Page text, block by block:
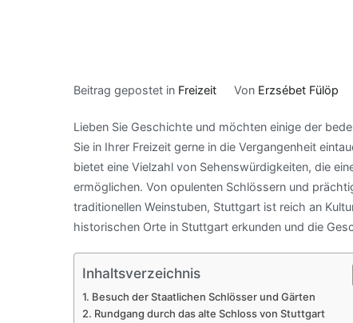
Beitrag gepostet in Freizeit Von Erzsébet Fülöp
Lieben Sie Geschichte und möchten einige der
Sie in Ihrer Freizeit gerne in die Vergangenheit
bietet eine Vielzahl von Sehenswürdigkeiten, die
ermöglichen. Von opulenten Schlössern und
traditionellen Weinstuben, Stuttgart ist reich an
historischen Orte in Stuttgart erkunden und die
Inhaltsverzeichnis
Besuch der Staatlichen Schlösser und Gärten
Rundgang durch das alte Schloss von Stuttgart